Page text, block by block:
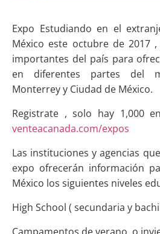
Expo Estudiando en el
México este octubre de 2017
importantes del país para
en diferentes partes del
Monterrey y Ciudad de México.
Registrate , solo hay 1,000
venteacanada.com/expos
Las instituciones y agencias
expo ofrecerán información
México los siguientes niveles
High School ( secundaria y